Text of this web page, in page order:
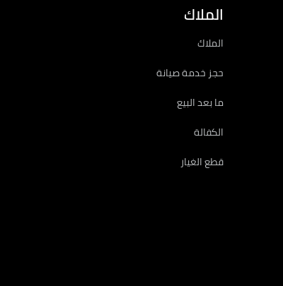
الملاك
الملاك
حجز خدمة صيانة
ما بعد البيع
الكفالة
قطع الغيار